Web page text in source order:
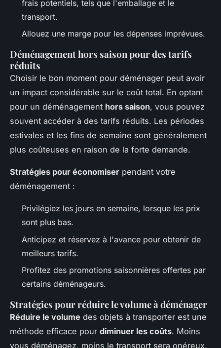
frais potentiels, tels que l'emballage et le
transport.
Allouez une marge pour les dépenses imprévues.
Déménagement hors saison pour des tarifs
réduits
Choisir le bon moment pour déménager peut avoir
un impact considérable sur le coût total. En optant
pour un déménagement hors saison, vous pouvez
souvent accéder à des tarifs réduits. Les périodes
estivales et les fins de semaine sont généralement
plus coûteuses en raison de la forte demande.
Stratégies pour économiser pendant votre
déménagement :
Privilégiez les jours en semaine, lorsque les prix
sont plus bas.
Anticipez et réservez à l'avance pour obtenir de
meilleurs tarifs.
Profitez des promotions saisonnières offertes par
certains déménageurs.
Stratégies pour réduire le volume à déménager
Réduire le volume des objets à transporter est une
méthode efficace pour diminuer les coûts. Moins
vous déménagez, moins le transport sera onéreux.